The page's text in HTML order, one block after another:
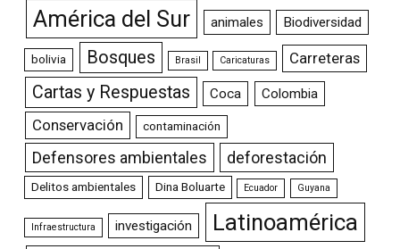
América del Sur animales Biodiversidad
bolivia Bosques Brasil Caricaturas Carreteras
Cartas y Respuestas Coca Colombia
Conservación contaminación
Defensores ambientales deforestación
Delitos ambientales Dina Boluarte Ecuador Guyana
Infraestructura investigación Latinoamérica